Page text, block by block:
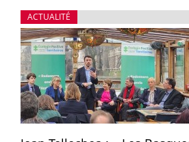
ACTUALITÉ